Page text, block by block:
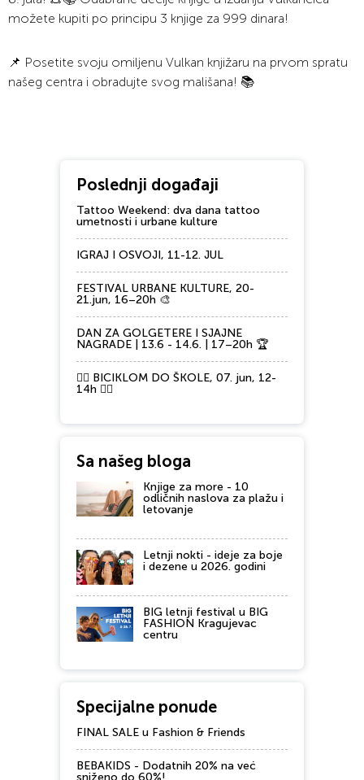
možete kupiti po principu 3 knjige za 999 dinara!
📌 Posetite svoju omiljenu Vulkan knjižaru na prvom spratu
našeg centra i obradujte svog mališana! 📚
Poslednji događaji
Tattoo Weekend: dva dana tattoo
umetnosti i urbane kulture
IGRAJ I OSVOJI, 11-12. JUL
FESTIVAL URBANE KULTURE, 20-
21.jun, 16–20h 🎨
DAN ZA GOLGETERE I SJAJNE
NAGRADE | 13.6 - 14.6. | 17–20h 🏆
🚴‍♂️ BICIKLOM DO ŠKOLE, 07. jun, 12-
14h 🚴‍♀️
Sa našeg bloga
Knjige za more - 10
odličnih naslova za plažu i
letovanje
Letnji nokti - ideje za boje
i dezene u 2026. godini
BIG letnji festival u BIG
FASHION Kragujevac
centru
Specijalne ponude
FINAL SALE u Fashion & Friends
BEBAKIDS - Dodatnih 20% na već
sniženo do 60%!